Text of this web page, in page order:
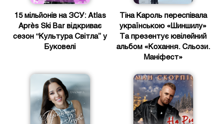
15 мільйонів на ЗСУ: Atlas
Après Ski Bar відкриває
сезон “Культура Світла” у
Буковелі
Тіна Кароль переспівала
українською «Шиншилу»
Та презентує ювілейний
альбом «Кохання. Сльози.
Маніфест»